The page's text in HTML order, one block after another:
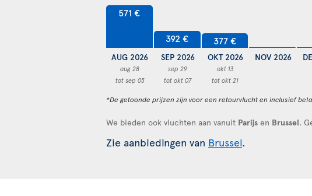
571 €
AUG 2026
aug 28
tot sep 05
392 €
SEP 2026
sep 29
tot okt 07
377 €
OKT 2026
okt 13
tot okt 21
NOV 2026
*De getoonde prijzen zijn voor een retourvlucht en inclusief
We bieden ook vluchten aan vanuit Parijs en Brussel.
Zie aanbiedingen van Brussel.